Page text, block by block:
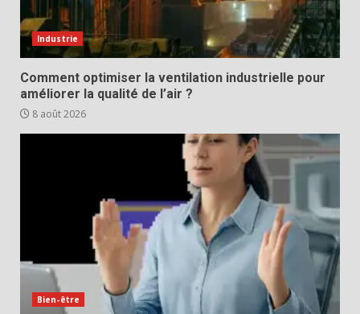
Industrie
Comment optimiser la ventilation industrielle pour
améliorer la qualité de l’air ?
8 août 2026
Bien-être